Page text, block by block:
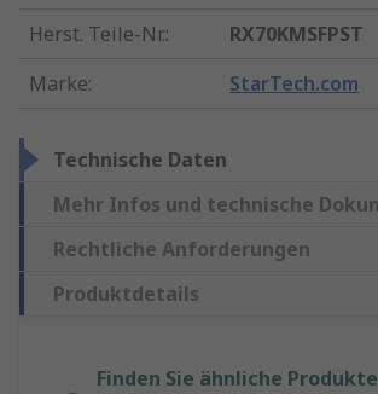
Herst. Teile-Nr.:
RX70KMSFPST
Marke: StarTech.com
Technische Daten
Mehr Infos und technische
Rechtliche Anforderungen
Produktdetails
Finden Sie ähnliche